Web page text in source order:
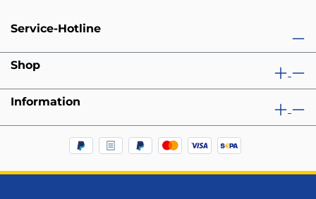
Service-Hotline
Shop
Information